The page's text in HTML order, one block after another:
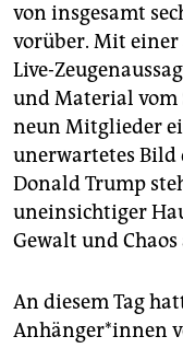
von insgesamt
vorüber. Mit einer
Live-
und Material vom
neun Mitglieder
unerwartetes Bild
Donald Trump
uneinsichtiger
Gewalt und Chaos
An diesem Tag
Anhänger*innen